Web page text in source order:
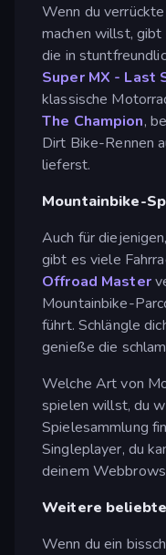
Wenn du
machen willst, gibt
die in
Super MX - Last
klassische
The Champion,
Dirt Bike-Rennen
lieferst.
Mountainbike-
Auch für
gibt es viele
Offroad Master
Mountainbike-
führt. Schlängle
genieße die
Welche Art von
spielen willst, du
Spielesammlung
Singleplayer, du
deinem
Weitere
Wenn du ein